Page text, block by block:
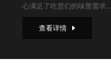
心满足了吃货们的味蕾需求...
查看详情